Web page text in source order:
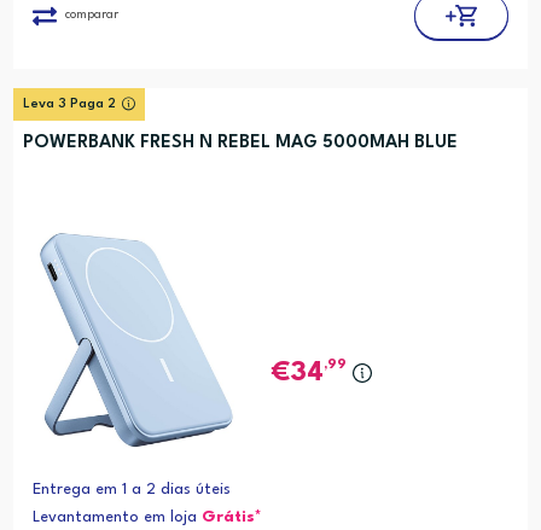
comparar
Leva 3 Paga 2
POWERBANK FRESH N REBEL MAG 5000MAH BLUE
34,99
Entrega em 1 a 2 dias úteis
Levantamento em loja Grátis*